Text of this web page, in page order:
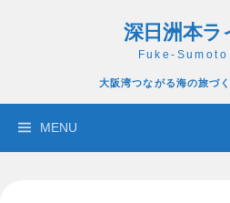
ツ
深日洲本ラ
Fuke-
大阪湾つながる海の旅づ
MENU